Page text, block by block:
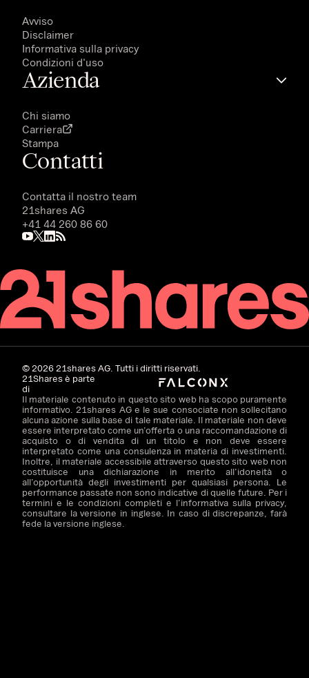
Avviso
Disclaimer
Informativa sulla privacy
Condizioni d'uso
Azienda
Chi siamo
Carriera
Stampa
Contatti
Contatta il nostro team
21shares AG
+41 44 260 86 60
©202621shares AG. Tutti i diritti riservati.
21Shares è parte
di
Il materiale contenuto in questo sito web ha scopo puramente
informativo. 21shares AG e le sue consociate non sollecitano
alcuna azione sulla base di tale materiale. Il materiale non deve
essere interpretato come un’offerta o una raccomandazione di
acquisto o di vendita di un titolo e non deve essere
interpretato come una consulenza in materia di investimenti.
Inoltre, il materiale accessibile attraverso questo sito web non
costituisce una dichiarazione in merito all’idoneità o
all’opportunità degli investimenti per qualsiasi persona. Le
performance passate non sono indicative di quelle future. Per i
termini e le condizioni completi e l’informativa sulla privacy,
consultare la versione in inglese. In caso di discrepanze, farà
fede la versione inglese.